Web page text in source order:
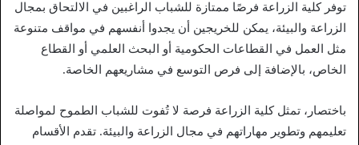
توفر كلية الزراعة فرصًا ممتازة للشباب الراغبين في الالتحاق بمجال
الزراعة والبيئة، يمكن للخريجين أن يجدوا أنفسهم في مواقف متنوعة
مثل العمل في القطاعات الحكومية أو البحث العلمي أو القطاع
الخاص، بالإضافة إلى فرص التوسع في مشاريعهم الخاصة.
باختصار، تمثل كلية الزراعة فرصة لا تُفوت للشباب الطموح لمواصلة
تعليمهم وتطوير مهاراتهم في مجال الزراعة والبيئة. تقدم الأقسام